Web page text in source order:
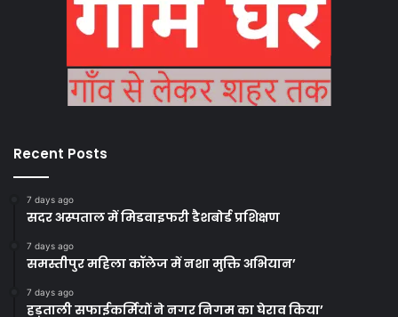
Recent Posts
7 days ago
सदर अस्पताल में मिडवाइफरी डैशबोर्ड प्रशिक्षण
7 days ago
समस्तीपुर महिला कॉलेज में नशा मुक्ति अभियान’
7 days ago
हड़ताली सफाईकर्मियों ने नगर निगम का घेराव किया’